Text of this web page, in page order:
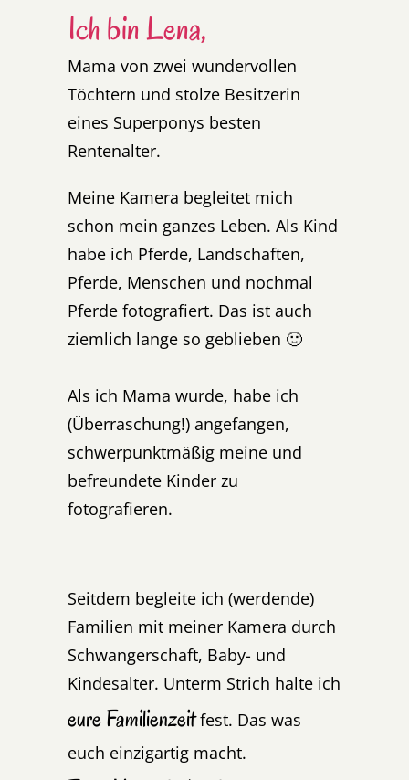
Ich bin Lena,
Mama von zwei wundervollen
Töchtern und stolze Besitzerin
eines Superponys besten
Rentenalter.
Meine Kamera begleitet mich
schon mein ganzes Leben. Als Kind
habe ich Pferde, Landschaften,
Pferde, Menschen und nochmal
Pferde fotografiert. Das ist auch
ziemlich lange so geblieben 🙂
Als ich Mama wurde, habe ich
(Überraschung!) angefangen,
schwerpunktmäßig meine und
befreundete Kinder zu
fotografieren.
Seitdem begleite ich (werdende)
Familien mit meiner Kamera durch
Schwangerschaft, Baby- und
Kindesalter. Unterm Strich halte ich
eure Familienzeitfest. Das was
euch einzigartig macht.